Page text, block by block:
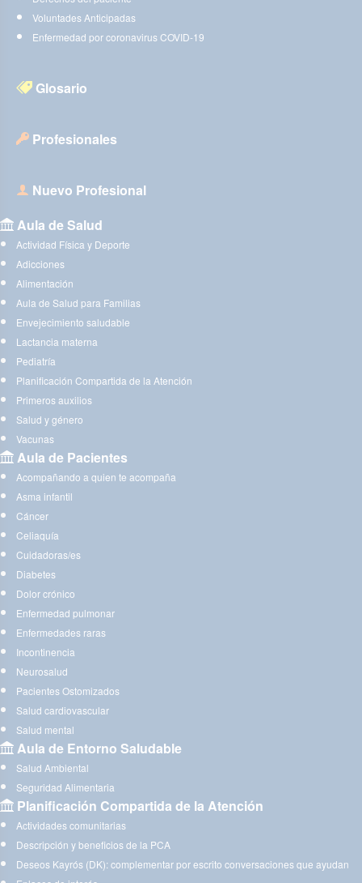
Voluntades Anticipadas
Enfermedad por coronavirus COVID-19
Glosario
Profesionales
Nuevo Profesional
Aula de Salud
Actividad Física y Deporte
Adicciones
Alimentación
Aula de Salud para Familias
Envejecimiento saludable
Lactancia materna
Pediatría
Planificación Compartida de la Atención
Primeros auxilios
Salud y género
Vacunas
Aula de Pacientes
Acompañando a quien te acompaña
Asma infantil
Cáncer
Celiaquía
Cuidadoras/es
Diabetes
Dolor crónico
Enfermedad pulmonar
Enfermedades raras
Incontinencia
Neurosalud
Pacientes Ostomizados
Salud cardiovascular
Salud mental
Aula de Entorno Saludable
Salud Ambiental
Seguridad Alimentaria
Planificación Compartida de la Atención
Actividades comunitarias
Descripción y beneficios de la PCA
Deseos Kayrós (DK): complementar por escrito conversaciones que ayudan